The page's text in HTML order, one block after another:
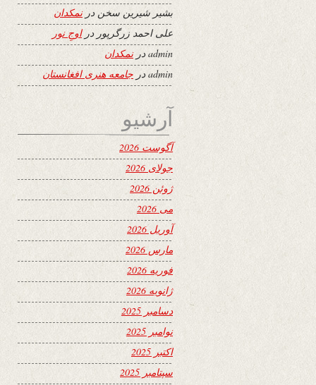
بشیر شیرین سخن درنمکدان
علی احمد زرگرپور دراوجِ نور
adminدرنمکدان
admin در جامعه هنری افغانستان
آرشیو
آگوست 2026
جولای 2026
ژوئن 2026
می 2026
آوریل 2026
مارس 2026
فوریه 2026
ژانویه 2026
دسامبر 2025
نوامبر 2025
اکتبر 2025
سپتامبر 2025